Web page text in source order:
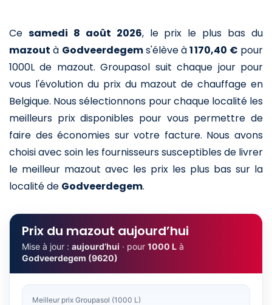
Ce samedi 8 août 2026, le prix le plus bas du
mazout à Godveerdegems'élève à1 170,40 € pour
1000L de mazout. Groupasol suit chaque jour pour
vous l'évolution du prix du mazout de chauffage en
Belgique. Nous sélectionnons pour chaque localité les
meilleurs prix disponibles pour vous permettre de
faire des économies sur votre facture. Nous avons
choisi avec soin les fournisseurs susceptibles de livrer
le meilleur mazout avec les prix les plus bas sur la
localité de Godveerdegem.
Prix du mazout aujourd’hui
Mise à jour : aujourd’hui · pour 1000 L à
Godveerdegem (9620)
Meilleur prix Groupasol (1000 L)